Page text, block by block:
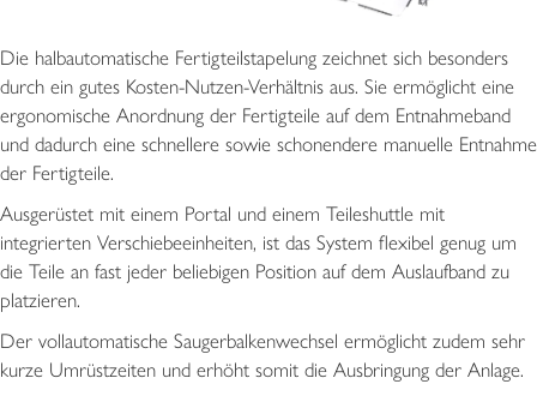
Die halbautomatische Fertigteilstapelung zeichnet sich besonders
durch ein gutes Kosten-Nutzen-Verhältnis aus. Sie ermöglicht eine
ergonomische Anordnung der Fertigteile auf dem Entnahmeband
und dadurch eine schnellere sowie schonendere manuelle Entnahme
der Fertigteile.
Ausgerüstet mit einem Portal und einem Teileshuttle mit
integrierten Verschiebeeinheiten, ist das System flexibel genug um
die Teile an fast jeder beliebigen Position auf dem Auslaufband zu
platzieren.
Der vollautomatische Saugerbalkenwechsel ermöglicht zudem sehr
kurze Umrüstzeiten und erhöht somit die Ausbringung der Anlage.